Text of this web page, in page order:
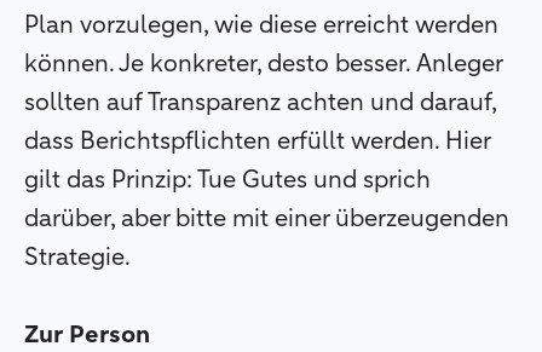
Plan vorzulegen, wie diese erreicht werden
können. Je konkreter, desto besser. Anleger
sollten auf Transparenz achten und darauf,
dass Berichtspflichten erfüllt werden. Hier
gilt das Prinzip: Tue Gutes und sprich
darüber, aber bitte mit einer überzeugenden
Strategie.
Zur Person